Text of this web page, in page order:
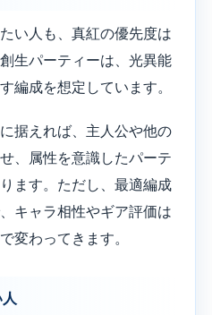
い人も、真紅の優先度は
生パーティーは、光異能
編成を想定しています。
据えれば、主人公や他の
、属性を意識したパーテ
ます。ただし、最適編成
キャラ相性やギア評価は
変わってきます。